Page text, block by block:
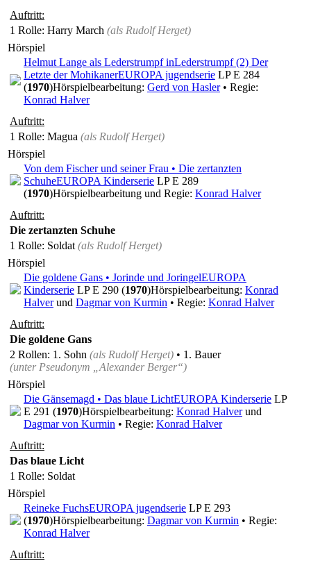
Auftritt:
1 Rolle: Harry March (als Rudolf Herget)
Hörspiel
Helmut Lange als Lederstrumpf inLederstrumpf (2) Der
Letzte der MohikanerEUROPA jugendserie LP E 284
(1970)Hörspielbearbeitung: Gerd von Hasler• Regie:
Konrad Halver
Auftritt:
1 Rolle: Magua (als Rudolf Herget)
Hörspiel
Von dem Fischer und seiner Frau • Die zertanzten
SchuheEUROPA Kinderserie LP E 289
(1970)Hörspielbearbeitung und Regie: Konrad Halver
Auftritt:
Die zertanzten Schuhe
1 Rolle: Soldat (als Rudolf Herget)
Hörspiel
Die goldene Gans • Jorinde und JoringelEUROPA
Kinderserie LP E 290 (1970)Hörspielbearbeitung: Konrad
Halverund Dagmar von Kurmin • Regie: Konrad Halver
Auftritt:
Die goldene Gans
2 Rollen: 1. Sohn (als Rudolf Herget) • 1. Bauer
(unter Pseudonym
„Alexander Berger“)
Hörspiel
Die Gänsemagd • Das blaue LichtEUROPA Kinderserie LP
E 291 (1970)Hörspielbearbeitung: Konrad Halverund
Dagmar von Kurmin • Regie: Konrad Halver
Auftritt:
Das blaue Licht
1 Rolle: Soldat
Hörspiel
Reineke FuchsEUROPA jugendserie LP E 293
(1970)Hörspielbearbeitung: Dagmar von Kurmin • Regie:
Konrad Halver
Auftritt: